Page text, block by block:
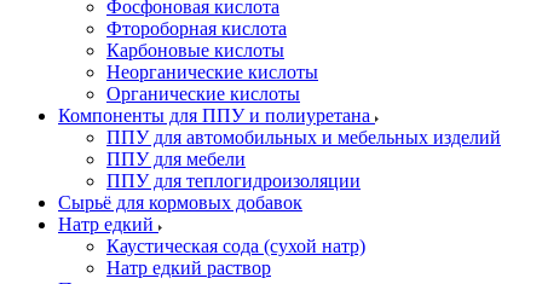
Фосфоновая кислота
Фтороборная кислота
Карбоновые кислоты
Неорганические кислоты
Органические кислоты
Компоненты для ППУ и полиуретана
ППУ для автомобильных и мебельных изделий
ППУ для мебели
ППУ для теплогидроизоляции
Сырьё для кормовых добавок
Натр едкий
Каустическая сода (сухой натр)
Натр едкий раствор